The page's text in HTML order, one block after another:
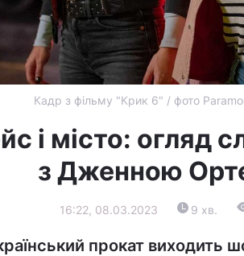
Кадр з фільму "Крик 6" / фото
і місто: огляд
з Дженною
16:22, 08.03.2023 9 хв.
прокат виходить